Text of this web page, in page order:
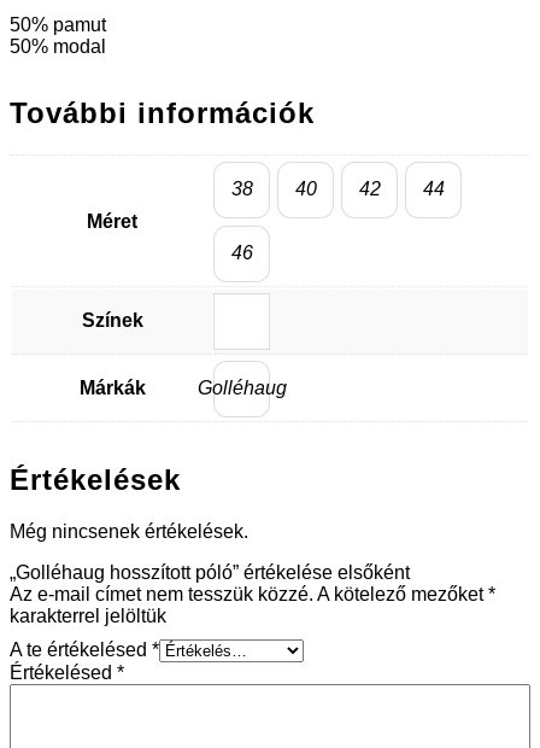
50% pamut
50% modal
További információk
Méret
38 40 42 44
46
Színek
Márkák Golléhaug
Értékelések
Még nincsenek értékelések.
„Golléhaug hosszított póló” értékelése elsőként
Az e-mail címet nem tesszük közzé. A kötelező mezőket*
karakterrel jelöltük
A te értékelésed *
Értékelésed *